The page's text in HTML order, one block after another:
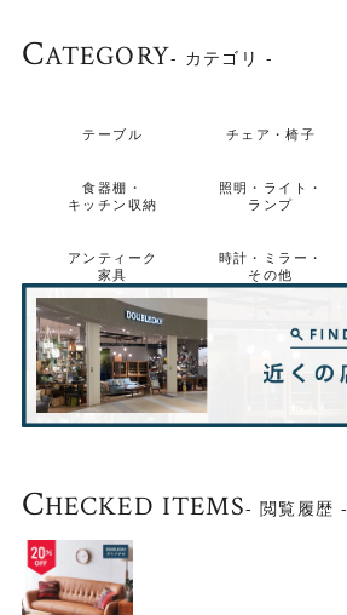
CATEGORY- カテゴリ -
テーブル チェア・椅子
食器棚・
キッチン収納
照明・ライト・
ランプ
アンティーク
家具
時計・ミラー・
その他
CHECKED ITEMS- 閲覧履歴 -